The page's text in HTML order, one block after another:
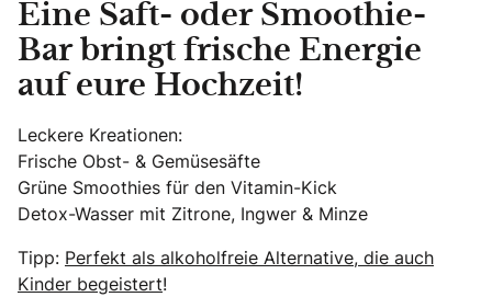
Eine Saft- oder Smoothie-
Bar bringt frische Energie
auf eure Hochzeit!
Leckere Kreationen:
Frische Obst- & Gemüsesäfte
Grüne Smoothies für den Vitamin-Kick
Detox-Wasser mit Zitrone, Ingwer & Minze
Tipp: Perfekt als alkoholfreie Alternative, die auch
Kinder begeistert!